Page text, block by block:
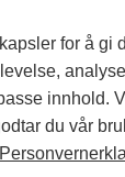
BOX
RSS|XML|
for å gi
innhold.
du vår